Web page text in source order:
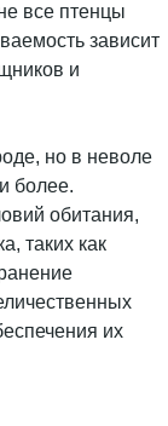
все птенцы
зависит
и
но в неволе
более.
обитания,
таких как
их